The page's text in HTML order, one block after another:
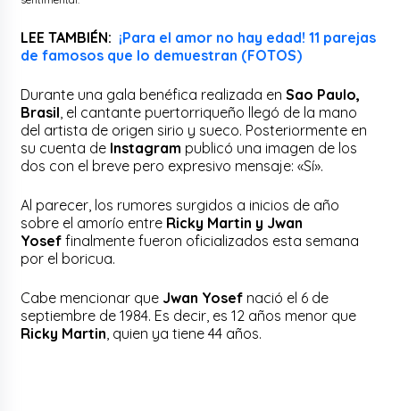
LEE TAMBIÉN: ¡Para el amor no hay edad! 11 parejas
de famosos que lo demuestran (FOTOS)
Durante una gala benéfica realizada enSao Paulo,
Brasil , el cantante puertorriqueño llegó de la mano
del artista de origen sirio y sueco. Posteriormente en
su cuenta de Instagram publicó una imagen de los
dos con el breve pero expresivo mensaje: «Sí».
Al parecer, los rumores surgidos a inicios de año
sobre el amorío entre Ricky Martin y Jwan
Yoseffinalmente fueron oficializados esta semana
por el boricua.
Cabe mencionar que Jwan Yosef nació el 6 de
septiembre de 1984. Es decir, es 12 años menor que
Ricky Martin , quien ya tiene 44 años.